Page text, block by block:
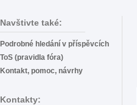
Navštivte také:
Podrobné hledání v příspěvcích
ToS (pravidla fóra)
Kontakt, pomoc, návrhy
Kontakty: